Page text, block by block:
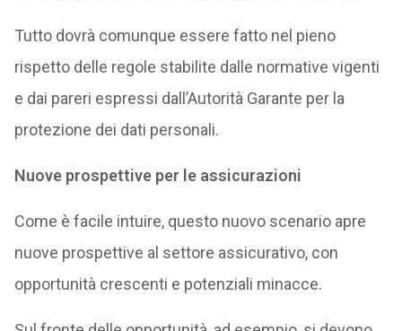
Tutto dovrà comunque essere fatto nel pieno
rispetto delle regole stabilite dalle normative vigenti
e dai pareri espressi dall’Autorità Garante per la
protezione dei dati personali.
Nuove prospettive per le assicurazioni
Come è facile intuire, questo nuovo scenario apre
nuove prospettive al settore assicurativo, con
opportunità crescenti e potenziali minacce.